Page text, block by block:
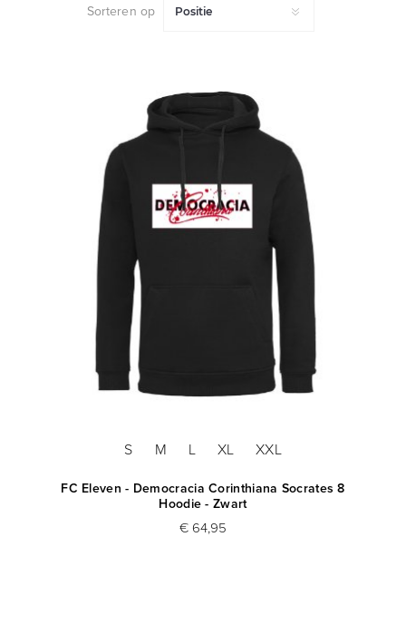
Sorteren op
S M L XL XXL
FC Eleven - Democracia Corinthiana Socrates 8
Hoodie - Zwart
€ 64,95